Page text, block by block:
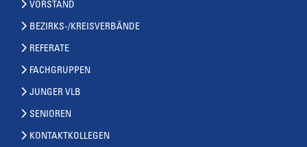
VORSTAND
BEZIRKS-/KREISVERBÄNDE
REFERATE
FACHGRUPPEN
JUNGER VLB
SENIOREN
KONTAKTKOLLEGEN